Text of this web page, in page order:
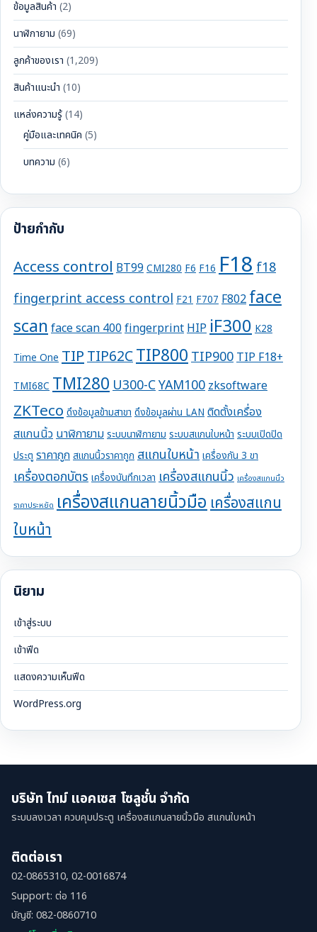
ข้อมูลสินค้า (2)
นาฬิกายาม (69)
ลูกค้าของเรา (1,209)
สินค้าแนะนำ (10)
แหล่งความรู้(14)
คู่มือและเทคนิค (5)
บทความ (6)
ป้ายกำกับ
Access control BT99 CMI280 F6 F16 F18f18
fingerprint access control F21 F707 F802face
scanface scan 400fingerprintHIPiF300 K28
Time One TIPTIP62CTIP800TIP900TIP F18+
TMI68C TMI280U300-CYAM100zksoftware
ZKTeco ดึงข้อมูลข้ามสาขา ดึงข้อมูลผ่าน LAN ติดตั้งเครื่อง
สแกนนิ้วนาฬิกายาม ระบบนาฬิกายาม ระบบสแกนใบหน้า ระบบเปิดปิด
ประตู ราคาถูก สแกนนิ้วราคาถูก สแกนใบหน้า เครื่องกัน 3 ขา
เครื่องตอกบัตร เครื่องบันทึกเวลา เครื่องสแกนนิ้ว เครื่องสแกนนิ้ว
ราคาประหยัด เครื่องสแกนลายนิ้วมือเครื่องสแกน
ใบหน้า
นิยาม
เข้าสู่ระบบ
เข้าฟีด
แสดงความเห็นฟีด
WordPress.org
บริษัท ไทม์ แอคเซส โซลูชั่น จำกัด
ระบบลงเวลา ควบคุมประตู เครื่องสแกนลายนิ้วมือ สแกนใบหน้า
ติดต่อเรา
02-0865310, 02-0016874
Support: ต่อ 116
บัญชี: 082-0860710